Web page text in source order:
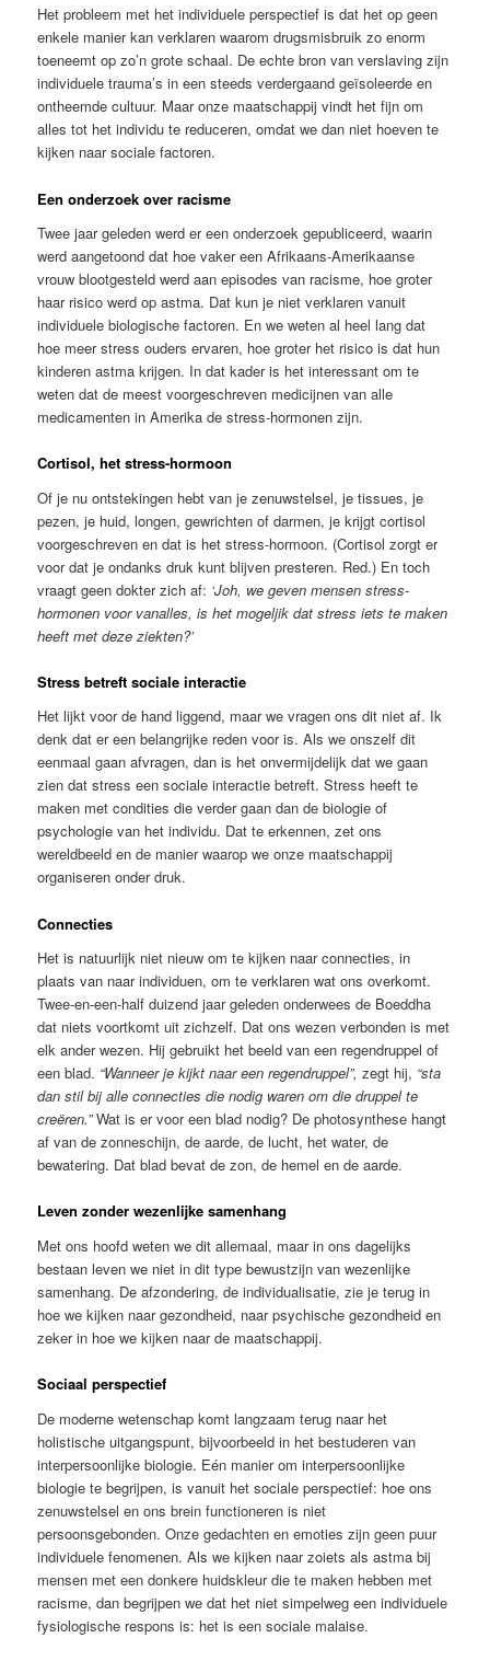
Het probleem met het individuele perspectief is dat het op geen
enkele manier kan verklaren waarom drugsmisbruik zo enorm
toeneemt op zo’n grote schaal. De echte bron van verslaving zijn
individuele trauma’s in een steeds verdergaand geïsoleerde en
ontheemde cultuur. Maar onze maatschappij vindt het fijn om
alles tot het individu te reduceren, omdat we dan niet hoeven te
kijken naar sociale factoren.
Een onderzoek over racisme
Twee jaar geleden werd er een onderzoek gepubliceerd, waarin
werd aangetoond dat hoe vaker een Afrikaans-Amerikaanse
vrouw blootgesteld werd aan episodes van racisme, hoe groter
haar risico werd op astma. Dat kun je niet verklaren vanuit
individuele biologische factoren. En we weten al heel lang dat
hoe meer stress ouders ervaren, hoe groter het risico is dat hun
kinderen astma krijgen. In dat kader is het interessant om te
weten dat de meest voorgeschreven medicijnen van alle
medicamenten in Amerika de stress-hormonen zijn.
Cortisol, het stress-hormoon
Of je nu ontstekingen hebt van je zenuwstelsel, je tissues, je
pezen, je huid, longen, gewrichten of darmen, je krijgt cortisol
voorgeschreven en dat is het stress-hormoon. (Cortisol zorgt er
voor dat je ondanks druk kunt blijven presteren. Red.) En toch
vraagt geen dokter zich af: ‘Joh, we geven mensen stress-
hormonen voor vanalles, is het mogeljik dat stress iets te maken
heeft met deze ziekten?’
Stress betreft sociale interactie
Het lijkt voor de hand liggend, maar we vragen ons dit niet af. Ik
denk dat er een belangrijke reden voor is. Als we onszelf dit
eenmaal gaan afvragen, dan is het onvermijdelijk dat we gaan
zien dat stress een sociale interactie betreft. Stress heeft te
maken met condities die verder gaan dan de biologie of
psychologie van het individu. Dat te erkennen, zet ons
wereldbeeld en de manier waarop we onze maatschappij
organiseren onder druk.
Connecties
Het is natuurlijk niet nieuw om te kijken naar connecties, in
plaats van naar individuen, om te verklaren wat ons overkomt.
Twee-en-een-half duizend jaar geleden onderwees de Boeddha
dat niets voortkomt uit zichzelf. Dat ons wezen verbonden is met
elk ander wezen. Hij gebruikt het beeld van een regendruppel of
een blad. “Wanneer je kijkt naar een regendruppel”, zegt hij, “sta
dan stil bij alle connecties die nodig waren om die druppel te
creëren.”Wat is er voor een blad nodig? De photosynthese hangt
af van de zonneschijn, de aarde, de lucht, het water, de
bewatering. Dat blad bevat de zon, de hemel en de aarde.
Leven zonder wezenlijke samenhang
Met ons hoofd weten we dit allemaal, maar in ons dagelijks
bestaan leven we niet in dit type bewustzijn van wezenlijke
samenhang. De afzondering, de individualisatie, zie je terug in
hoe we kijken naar gezondheid, naar psychische gezondheid en
zeker in hoe we kijken naar de maatschappij.
Sociaal perspectief
De moderne wetenschap komt langzaam terug naar het
holistische uitgangspunt, bijvoorbeeld in het bestuderen van
interpersoonlijke biologie. Eén manier om interpersoonlijke
biologie te begrijpen, is vanuit het sociale perspectief: hoe ons
zenuwstelsel en ons brein functioneren is niet
persoonsgebonden. Onze gedachten en emoties zijn geen puur
individuele fenomenen. Als we kijken naar zoiets als astma bij
mensen met een donkere huidskleur die te maken hebben met
racisme, dan begrijpen we dat het niet simpelweg een individuele
fysiologische respons is: het is een sociale malaise.